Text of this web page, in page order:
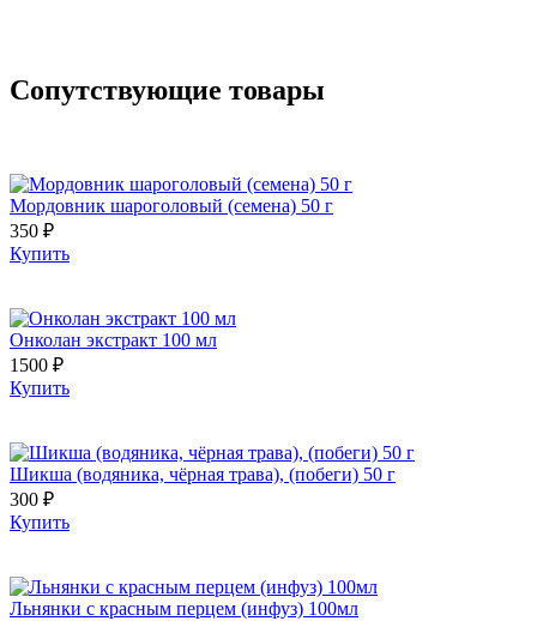
Сопутствующие товары
Мордовник шароголовый (семена) 50 г
350 ₽
Купить
Онколан экстракт 100 мл
1500 ₽
Купить
Шикша (водяника, чёрная трава), (побеги) 50 г
300 ₽
Купить
Льнянки с красным перцем (инфуз) 100мл